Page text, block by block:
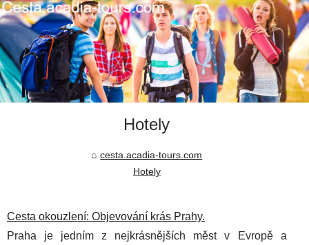
Hotely
cesta.acadia-tours.com
Hotely
Cesta okouzlení: Objevování krás Prahy.
Praha je jedním z nejkrásnějších měst v Evropě a